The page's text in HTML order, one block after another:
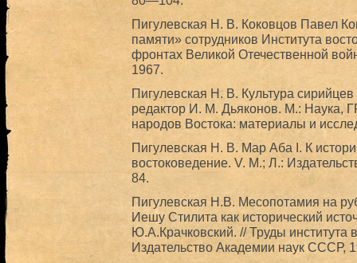
Пигулевская Н. В. Коковцов Павел
памяти» сотрудников Института
фронтах Великой Отечественной
1967.
Пигулевская Н. В. Культура
редактор И. М. Дьяконов. М.: Наука,
народов Востока: материалы и
Пигулевская Н. В. Мар Аба I. К
востоковедение. V. М.; Л.:
84.
Пигулевская Н.В. Месопотамия на
Иешу Стилита как исторический
Ю.А.Крачковский. // Труды института
Издательство Академии наук СССР,